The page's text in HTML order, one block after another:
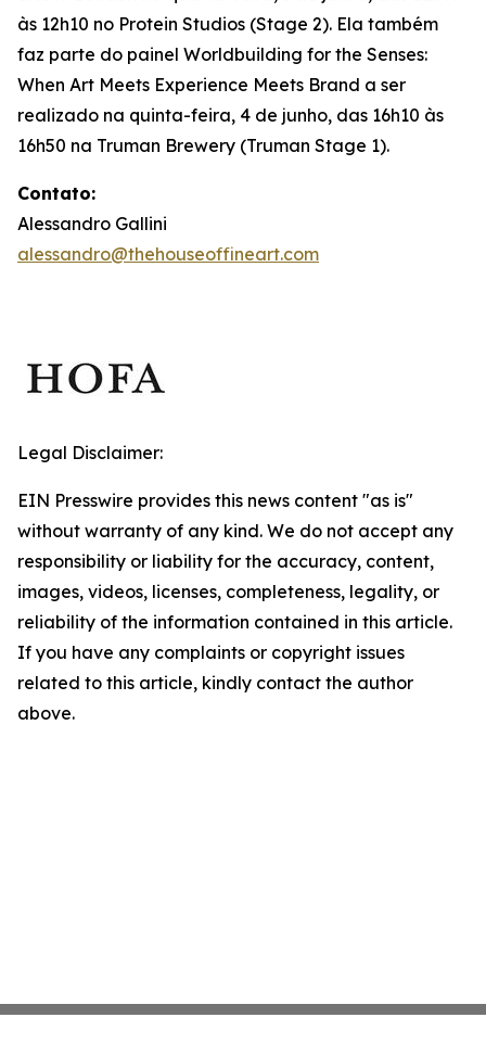
às 12h10 no Protein Studios (Stage 2). Ela também
faz parte do painel Worldbuilding for the Senses:
When Art Meets Experience Meets Brand a ser
realizado na quinta-feira, 4 de junho, das 16h10 às
16h50 na Truman Brewery (Truman Stage 1).
Contato:
Alessandro Gallini
alessandro@thehouseoffineart.com
Legal Disclaimer:
EIN Presswire provides this news content "as is"
without warranty of any kind. We do not accept any
responsibility or liability for the accuracy, content,
images, videos, licenses, completeness, legality, or
reliability of the information contained in this article.
If you have any complaints or copyright issues
related to this article, kindly contact the author
above.